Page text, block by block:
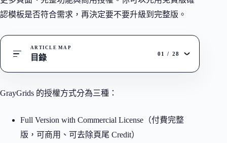
認模板是否符合需求，再決定要不要升級到完整版。
ARTICLE MAP
目錄 01 / 28
GrayGrids 的授權方式分為三種：
Full Version with Commercial License（付費完整
版，可商用、可去除頁尾 Credit）